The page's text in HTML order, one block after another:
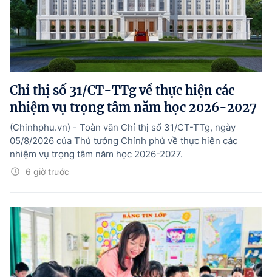
Chỉ thị số 31/CT-TTg về thực hiện các
nhiệm vụ trọng tâm năm học 2026-2027
6 giờ trước
(Chinhphu.vn) - Toàn văn Chỉ thị số 31/CT-TTg, ngày
05/8/2026 của Thủ tướng Chính phủ về thực hiện các
nhiệm vụ trọng tâm năm học 2026-2027.